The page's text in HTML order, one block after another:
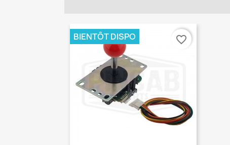
BIENTÔT DISPO favorite_border